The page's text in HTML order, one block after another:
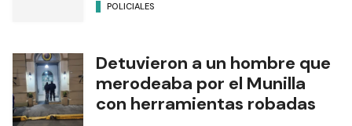
POLICIALES
Detuvieron a un hombre que
merodeaba por el Munilla
con herramientas robadas